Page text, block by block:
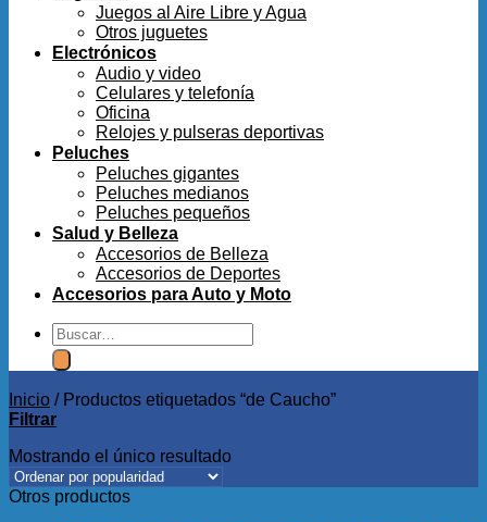
Juegos al Aire Libre y Agua
Otros juguetes
Electrónicos
Audio y video
Celulares y telefonía
Oficina
Relojes y pulseras deportivas
Peluches
Peluches gigantes
Peluches medianos
Peluches pequeños
Salud y Belleza
Accesorios de Belleza
Accesorios de Deportes
Accesorios para Auto y Moto
Buscar
por:
Inicio /Productos etiquetados “de Caucho”
Filtrar
Mostrando el único resultado
Otros productos